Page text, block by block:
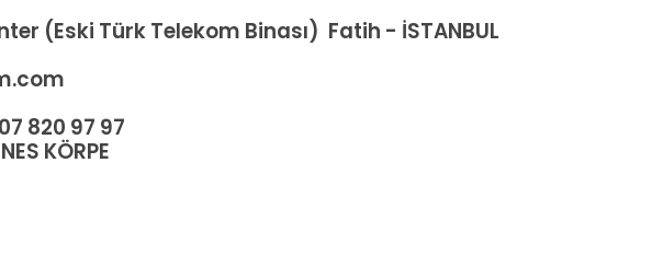
(Eski Türk Telekom Binası) Fatih - İSTANBUL
820 97 97
KÖRPE